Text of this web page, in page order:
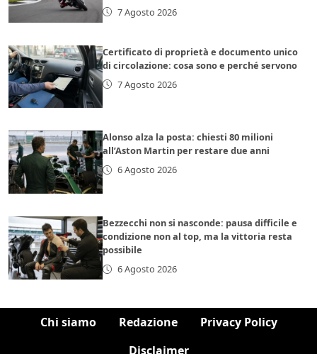
7 Agosto 2026
Certificato di proprietà e documento unico
di circolazione: cosa sono e perché servono
7 Agosto 2026
Alonso alza la posta: chiesti 80 milioni
all’Aston Martin per restare due anni
6 Agosto 2026
Bezzecchi non si nasconde: pausa difficile e
condizione non al top, ma la vittoria resta
possibile
6 Agosto 2026
Chi siamo Redazione
Privacy Policy
Disclaimer